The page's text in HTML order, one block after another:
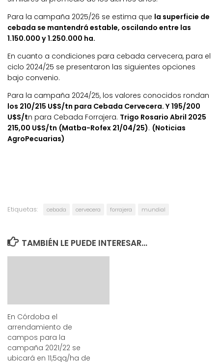
Para la campaña 2025/26 se estima que la superficie de
cebada se mantendrá estable, oscilando entre las
1.150.000 y 1.250.000 ha.
En cuanto a condiciones para cebada cervecera, para el
ciclo 2024/25 se presentaron las siguientes opciones
bajo convenio.
Para la campaña 2024/25, los valores conocidos rondan
los 210/215 U$S/tn para Cebada Cervecera. Y 195/200
U$S/tn para Cebada Forrajera. Trigo Rosario Abril 2025
215,00 U$S/tn (Matba-Rofex 21/04/25). (Noticias
AgroPecuarias)
Etiquetas: cebada cervecera forrajera mundial
TAMBIÉN LE PUEDE INTERESAR...
En Córdoba el
arrendamiento de
campos para la
campaña 2021/22 se
ubicará en 11,5qq/ha de